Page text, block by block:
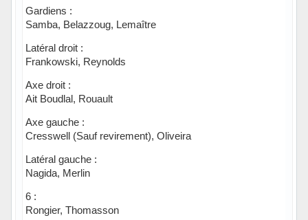
Gardiens :
Samba, Belazzoug, Lemaître
Latéral droit :
Frankowski, Reynolds
Axe droit :
Ait Boudlal, Rouault
Axe gauche :
Cresswell (Sauf revirement), Oliveira
Latéral gauche :
Nagida, Merlin
6 :
Rongier, Thomasson